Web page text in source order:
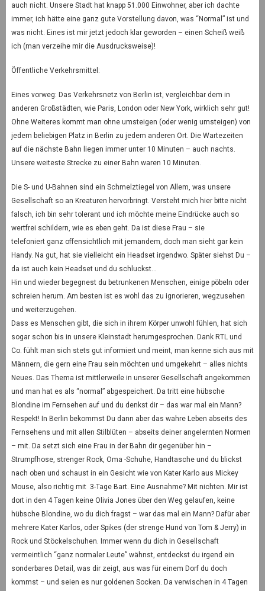
auch nicht. Unsere Stadt hat knapp 51.000 Einwohner, aber ich dachte
immer, ich hätte eine ganz gute Vorstellung davon, was “Normal” ist und
was nicht. Eines ist mir jetzt jedoch klar geworden – einen Scheiß weiß
ich (man verzeihe mir die Ausdrucksweise)!
Öffentliche Verkehrsmittel:
Eines vorweg: Das Verkehrsnetz von Berlin ist, vergleichbar dem in
anderen Großstädten, wie Paris, London oder New York, wirklich sehr gut!
Ohne Weiteres kommt man ohne umsteigen (oder wenig umsteigen) von
jedem beliebigen Platz in Berlin zu jedem anderen Ort. Die Wartezeiten
auf die nächste Bahn liegen immer unter 10 Minuten – auch nachts.
Unsere weiteste Strecke zu einer Bahn waren 10 Minuten.
Die S- und U-Bahnen sind ein Schmelztiegel von Allem, was unsere
Gesellschaft so an Kreaturen hervorbringt. Versteht mich hier bitte nicht
falsch, ich bin sehr tolerant und ich möchte meine Eindrücke auch so
wertfrei schildern, wie es eben geht. Da ist diese Frau – sie
telefoniert ganz offensichtlich mit jemandem, doch man sieht gar kein
Handy. Na gut, hat sie vielleicht ein Headset irgendwo. Später siehst Du –
da ist auch kein Headset und du schluckst…
Hin und wieder begegnest du betrunkenen Menschen, einige pöbeln oder
schreien herum. Am besten ist es wohl das zu ignorieren, wegzusehen
und weiterzugehen.
Dass es Menschen gibt, die sich in ihrem Körper unwohl fühlen, hat sich
sogar schon bis in unsere Kleinstadt herumgesprochen. Dank RTL und
Co. fühlt man sich stets gut informiert und meint, man kenne sich aus mit
Männern, die gern eine Frau sein möchten und umgekehrt – alles nichts
Neues. Das Thema ist mittlerweile in unserer Gesellschaft angekommen
und man hat es als “normal” abgespeichert. Da tritt eine hübsche
Blondine im Fernsehen auf und du denkst dir – das war mal ein Mann?
Respekt! In Berlin bekommst Du dann aber das wahre Leben abseits des
Fernsehens und mit allen Stilblüten – abseits deiner angelernten Normen
– mit. Da setzt sich eine Frau in der Bahn dir gegenüber hin –
Strumpfhose, strenger Rock, Oma -Schuhe, Handtasche und du blickst
nach oben und schaust in ein Gesicht wie von Kater Karlo aus Mickey
Mouse, also richtig mit 3-Tage Bart. Eine Ausnahme? Mit nichten. Mir ist
dort in den 4 Tagen keine Olivia Jones über den Weg gelaufen, keine
hübsche Blondine, wo du dich fragst – war das mal ein Mann? Dafür aber
mehrere Kater Karlos, oder Spikes (der strenge Hund von Tom & Jerry) in
Rock und Stöckelschuhen. Immer wenn du dich in Gesellschaft
vermeintlich “ganz normaler Leute” wähnst, entdeckst du irgend ein
sonderbares Detail, was dir zeigt, aus was für einem Dorf du doch
kommst – und seien es nur goldenen Socken. Da verwischen in 4 Tagen